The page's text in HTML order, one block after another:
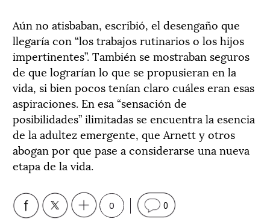
Aún no atisbaban, escribió, el desengaño que
llegaría con “los trabajos rutinarios o los hijos
impertinentes”. También se mostraban seguros
de que lograrían lo que se propusieran en la
vida, si bien pocos tenían claro cuáles eran esas
aspiraciones. En esa “sensación de
posibilidades” ilimitadas se encuentra la esencia
de la adultez emergente, que Arnett y otros
abogan por que pase a considerarse una nueva
etapa de la vida.
0 0